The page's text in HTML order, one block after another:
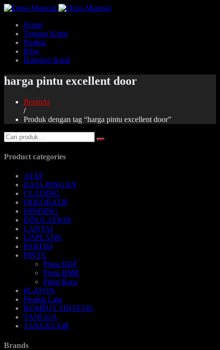
Home
Tentang Kami
Produk
Blog
Hubungi Kami
harga pintu excellent door
Beranda
/
Produk dengan tag “harga pintu excellent door”
Product categories
ATAP
BAJA RINGAN
CLADING
DEKORATIF
DINDING
INSULATION
LANTAI
LISPLANK
PARTISI
PINTU
Pintu HDF
Pintu HMR
Pintu Kaca
PLAFON
Produk Lain
RUMPUT SINTETIS
TANGGA
TANGKI AIR
Brands